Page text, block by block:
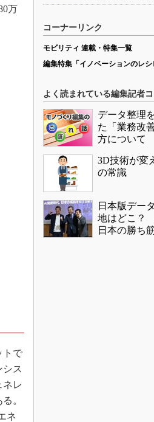
万
トで
ス
レ
。
ネ
コーナーリンク
モビリティ 連載・特集一覧
編集特集「イノベーションのレシ
よく読まれている編集記者
データ整理
た「業務改
方について
3D技術が変
の常識
日本版デー
地はどこ？
日本の勝ち